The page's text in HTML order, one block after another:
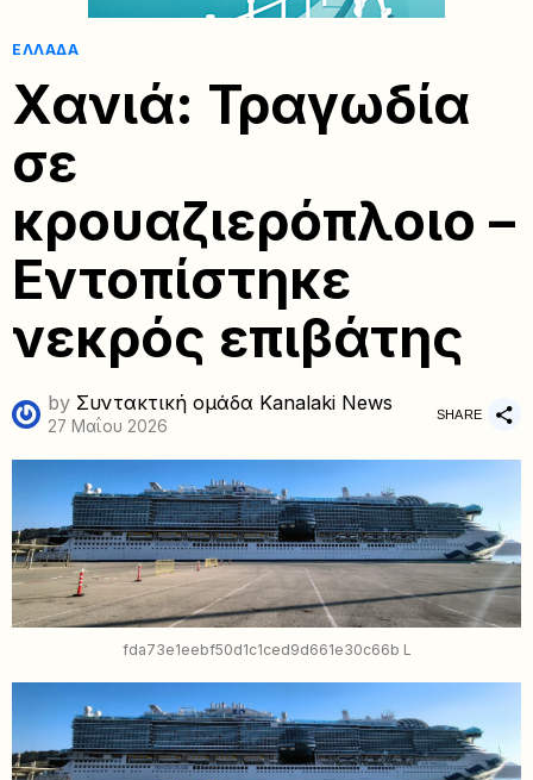
ΕΛΛΆΔΑ
Χανιά: Τραγωδία
σε
κρουαζιερόπλοιο –
Εντοπίστηκε
νεκρός επιβάτης
by Συντακτική ομάδα Kanalaki News
27 Μαΐου 2026
SHARE
fda73e1eebf50d1c1ced9d661e30c66b L